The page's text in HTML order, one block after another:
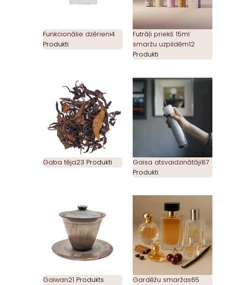
Funkcionālie dzērieni4
Produkti
Futrāļi priekš 15ml
smaržu uzpildēm12
Produkti
Gaba tēja23 Produkti Gaisa atsvaidzinātāji87
Produkti
Gaiwan21 Produkts Gardēžu smaržas65